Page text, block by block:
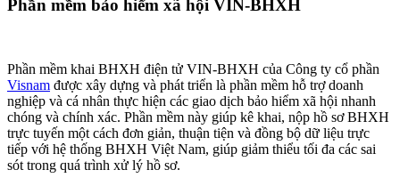
Phần mềm bảo hiểm xã hội VIN-BHXH
Phần mềm khai BHXH điện tử VIN-BHXH của Công ty cổ phần
Visnam được xây dựng và phát triển là phần mềm hỗ trợ doanh
nghiệp và cá nhân thực hiện các giao dịch bảo hiểm xã hội nhanh
chóng và chính xác. Phần mềm này giúp kê khai, nộp hồ sơ BHXH
trực tuyến một cách đơn giản, thuận tiện và đồng bộ dữ liệu trực
tiếp với hệ thống BHXH Việt Nam, giúp giảm thiểu tối đa các sai
sót trong quá trình xử lý hồ sơ.